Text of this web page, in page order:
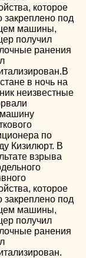
которое
закреплено под
машины,
получил
ранения
в ночь на
неизвестные
по
Кизилюрт. В
взрыва
которое
закреплено под
машины,
получил
ранения